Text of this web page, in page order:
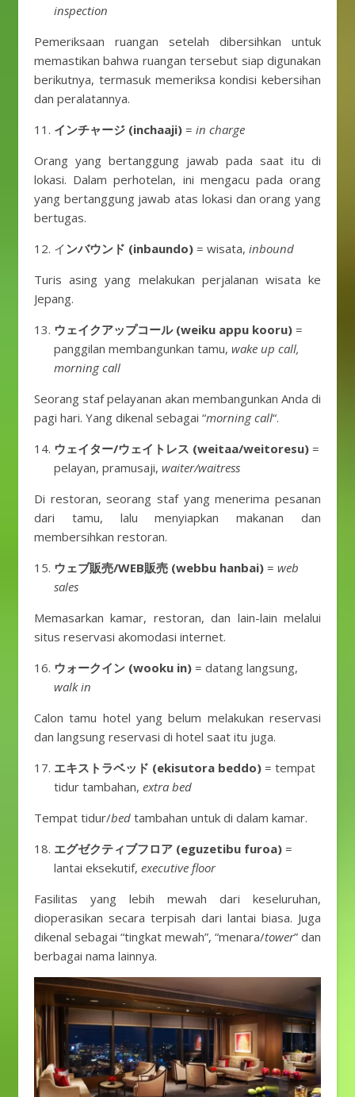
inspection
Pemeriksaan ruangan setelah dibersihkan untuk
memastikan bahwa ruangan tersebut siap digunakan
berikutnya, termasuk memeriksa kondisi kebersihan
dan peralatannya.
インチャージ (inchaaji) = in charge
Orang yang bertanggung jawab pada saat itu di
lokasi. Dalam perhotelan, ini mengacu pada orang
yang bertanggung jawab atas lokasi dan orang yang
bertugas.
イ ンバウンド (inbaundo) = wisata, inbound
Turis asing yang melakukan perjalanan wisata ke
Jepang.
ウェイクアップコール (weiku appu kooru) =
panggilan membangunkan tamu, wake up call,
morning call
Seorang staf pelayanan akan membangunkan Anda di
pagi hari. Yang dikenal sebagai “morning call“.
ウェイター/ウェイトレス (weitaa/weitoresu) =
pelayan, pramusaji, waiter/waitress
Di restoran, seorang staf yang menerima pesanan
dari tamu, lalu menyiapkan makanan dan
membersihkan restoran.
ウェブ販売/WEB販売 (webbu hanbai) = web
sales
Memasarkan kamar, restoran, dan lain-lain melalui
situs reservasi akomodasi internet.
ウォークイン (wooku in) = datang langsung,
walk in
Calon tamu hotel yang belum melakukan reservasi
dan langsung reservasi di hotel saat itu juga.
エキストラベッド (ekisutora beddo) = tempat
tidur tambahan, extra bed
Tempat tidur/bed tambahan untuk di dalam kamar.
エグゼクティブフロア (eguzetibu furoa) =
lantai eksekutif, executive floor
Fasilitas yang lebih mewah dari keseluruhan,
dioperasikan secara terpisah dari lantai biasa. Juga
dikenal sebagai “tingkat mewah”, “menara/tower” dan
berbagai nama lainnya.